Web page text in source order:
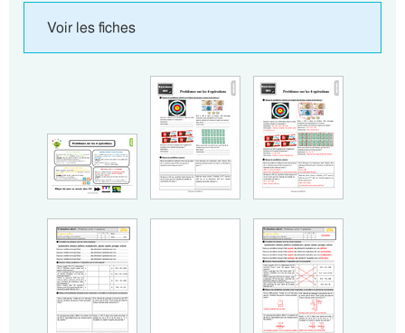
Voir les fiches